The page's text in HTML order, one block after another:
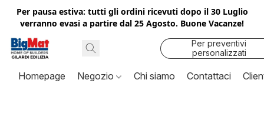
Per pausa estiva: tutti gli ordini ricevuti dopo il 30 Luglio
verranno evasi a partire dal 25 Agosto. Buone Vacanze!
Per preventivi
personalizzati
contattaci
Homepage Negozio Chi siamo Contattaci